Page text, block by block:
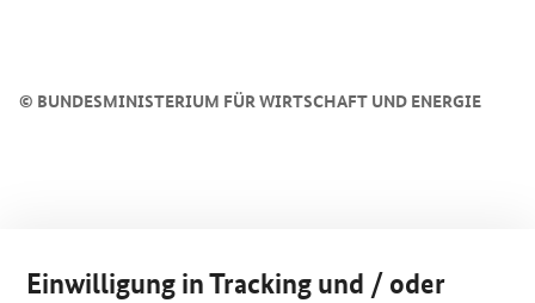
© BUNDESMINISTERIUM FÜR WIRTSCHAFT UND ENERGIE
Einwilligung in Tracking und / oder